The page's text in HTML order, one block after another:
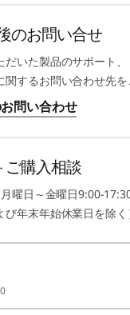
選ばな
ために
容量
イプ
ドスロット(カスタ
ーダー (SD Express
(Type-A/USB 3.2
のお問い合せ
だいた製品のサポート、
関するお問い合わせ先を
問い合わせ
ご購入相談
曜日～金曜日9:00-
び年末年始休業日を除く